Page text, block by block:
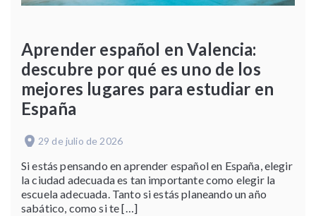
Aprender español en Valencia:
descubre por qué es uno de los
mejores lugares para estudiar en
España
29 de julio de 2026
Si estás pensando en aprender español en España, elegir
la ciudad adecuada es tan importante como elegir la
escuela adecuada. Tanto si estás planeando un año
sabático, como si te […]